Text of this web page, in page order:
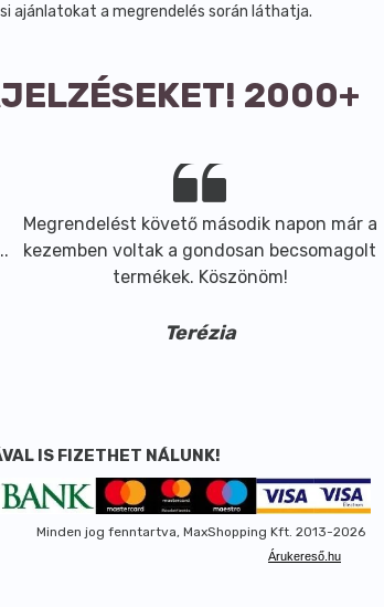
ajánlatokat a megrendelés során láthatja.
2000+
Megrendelést követő második napon már a
kezemben voltak a gondosan becsomagolt
termékek. Köszönöm!
Terézia
IS FIZETHET NÁLUNK!
Minden jog fenntartva, MaxShopping Kft. 2013-2026
Árukereső.hu